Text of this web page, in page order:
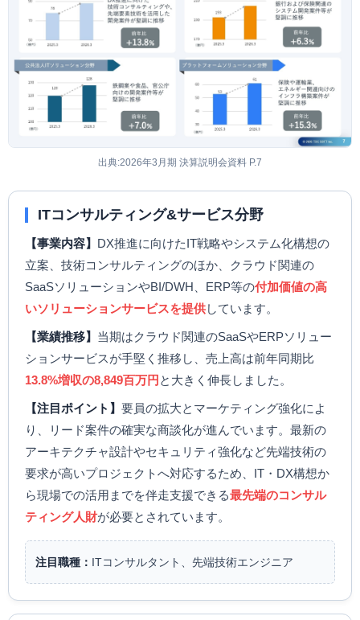
出典:2026年3月期 決算説明会資料 P.7
ITコンサルティング&サービス分野
【事業内容】 DX推進に向けたIT戦略やシステム化構想の
立案、技術コンサルティングのほか、クラウド関連の
SaaSソリューションやBI/DWH、ERP等の付加価値の高
いソリューションサービスを提供しています。
【業績推移】 当期はクラウド関連のSaaSやERPソリュー
ションサービスが手堅く推移し、売上高は前年同期比
13.8%増収の8,849百万円 と大きく伸長しました。
【注目ポイント】 要員の拡大とマーケティング強化によ
り、リード案件の確実な商談化が進んでいます。最新の
アーキテクチャ設計やセキュリティ強化など先端技術の
要求が高いプロジェクトへ対応するため、IT・DX構想か
ら現場での活用までを伴走支援できる最先端のコンサル
ティング人財が必要とされています。
注目職種： ITコンサルタント、先端技術エンジニア